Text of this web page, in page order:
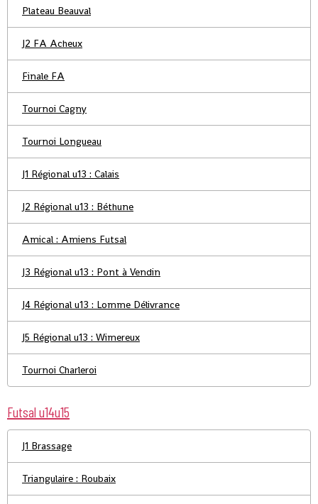
Plateau Beauval
J2 FA Acheux
Finale FA
Tournoi Cagny
Tournoi Longueau
J1 Régional u13 : Calais
J2 Régional u13 : Béthune
Amical : Amiens Futsal
J3 Régional u13 : Pont à Vendin
J4 Régional u13 : Lomme Délivrance
J5 Régional u13 : Wimereux
Tournoi Charleroi
Futsal u14u15
J1 Brassage
Triangulaire : Roubaix